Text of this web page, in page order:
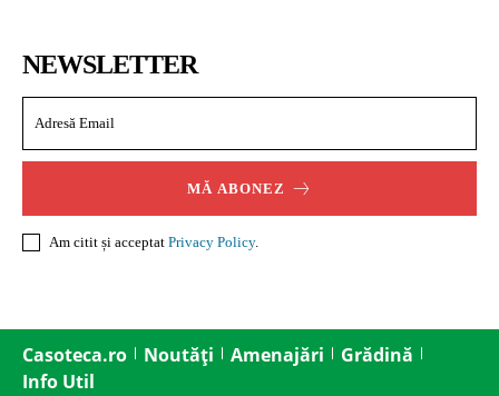
NEWSLETTER
MĂ ABONEZ
Am citit și acceptat Privacy Policy.
Casoteca.ro Noutăți Amenajări
Grădină
Info Util